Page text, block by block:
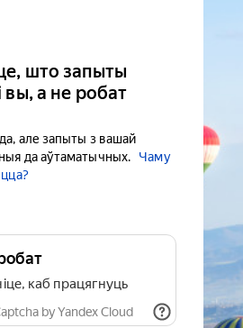
што запыты
вы, а не робат
але запыты з вашай
да аўтаматычных.
Чаму
каб працягнуць
by Yandex Cloud